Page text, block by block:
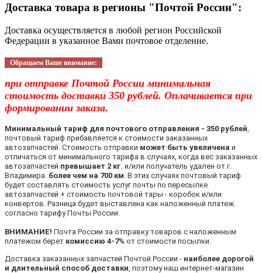
Доставка товара в регионы "Почтой России":
Доставка осуществляется в любой регион Российской
Федерации в указанное Вами почтовое отделение.
Обращаем Ваше внимание:
при отправке Почтой России минимальная
стоимость доставки 350 рублей. Оплачивается при
формировании заказа.
Минимальный тариф для почтового отправления - 350 рублей
почтовый тариф прибавляется к стоимости заказанных
автозапчастей. Стоимость отправки может быть увеличена и
отличаться от минимального тарифа в случаях, когда вес заказанных
автозапчастей превышает 2 кг. и/или получатель удален от г.
Владимира более чем на 700 км . В этих случаях почтовый тариф
будет составлять стоимость услуг почты по пересылке
автозапчастей + стоимость почтовой тары - коробок и/или
конвертов. Разница будет выставлена как наложенный платеж.
согласно тарифу Почты России.
ВНИМАНИЕ! Почта России за отправку товаров с наложенным
платежом берет комиссию 4-7% от стоимости посылки.
Доставка заказанных запчастей Почтой России - наиболее дорогой
и длительный способ доставки , поэтому наш интернет-магазин